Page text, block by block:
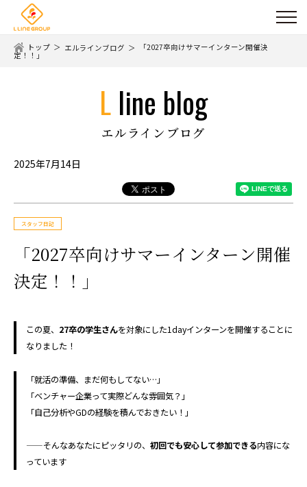
トップ エルラインブログ
「2027卒向けサマーインターン開催決
定！！」
l line blog
エルラインブログ
2025年7月14日
スタッフ日記
「2027卒向けサマーインターン開催
決定！！」
この夏、 27卒の学生さんを対象にした1dayインターンを開催することに
なりました！
「就活の準備、まだ何もしてない…」
「ベンチャー企業って実際どんな雰囲気？」
「自己分析やGDの経験を積んでおきたい！」
——そんなあなたにピッタリの、 初回でも安心して参加できる内容にな
っています